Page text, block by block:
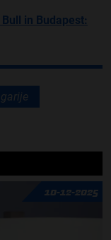
in Budapest:
10-12-2025